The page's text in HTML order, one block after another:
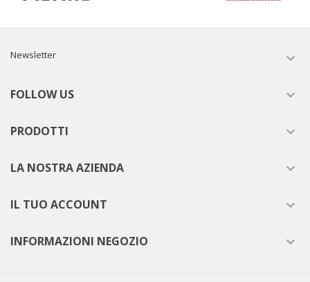
Newsletter 
FOLLOW US 
PRODOTTI 
LA NOSTRA AZIENDA 
IL TUO ACCOUNT 
INFORMAZIONI NEGOZIO 